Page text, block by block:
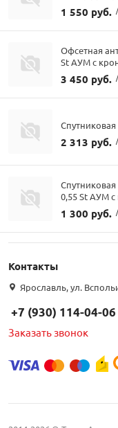
1 550 руб.
Офсетная
St АУМ с
3 450 руб.
Спутниковая
2 313 руб.
Спутниковая
0,55 St АУМ
1 300 руб.
Контакты
Ярославль, ул.
+7 (930) 114-04-06
Заказать звонок